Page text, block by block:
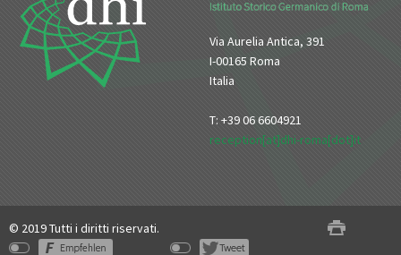
Via Aurelia Antica, 391
I-00165 Roma
Italia
T: +39 06 6604921
reception[at]dhi-roma[dot]it
© 2019 Tutti i diritti riservati.